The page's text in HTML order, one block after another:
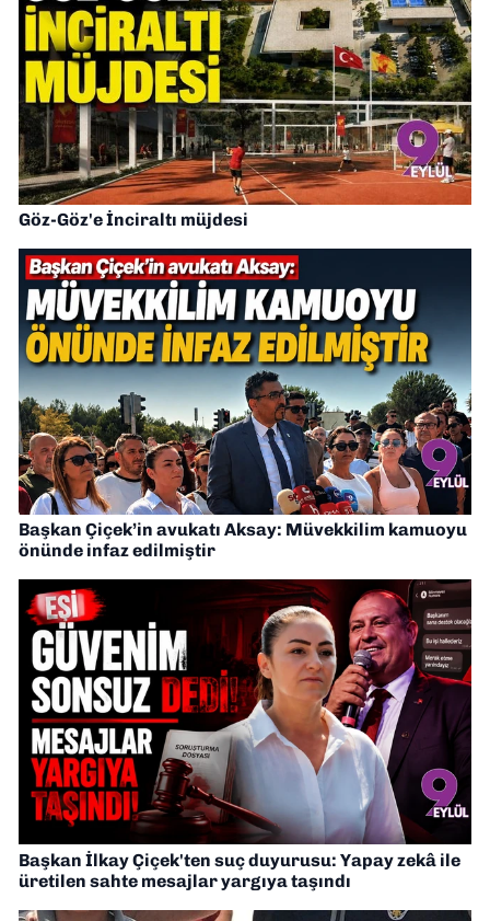
Göz-Göz'e İnciraltı müjdesi
Başkan Çiçek’in avukatı Aksay: Müvekkilim kamuoyu
önünde infaz edilmiştir
Başkan İlkay Çiçek'ten suç duyurusu: Yapay zekâ ile
üretilen sahte mesajlar yargıya taşındı